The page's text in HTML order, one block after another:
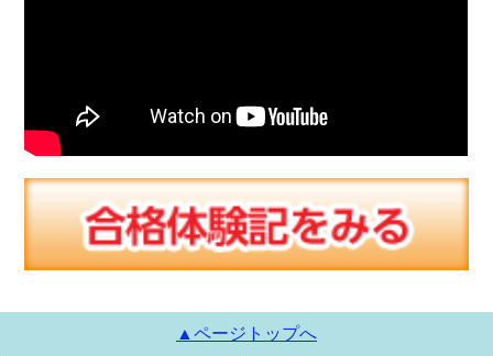
▲ページトップへ